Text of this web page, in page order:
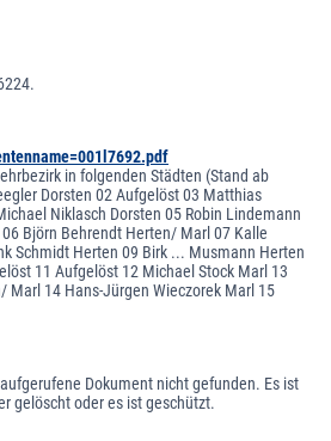
in folgenden Städten (Stand ab
Dorsten 02 Aufgelöst 03 Matthias
Niklasch Dorsten 05 Robin Lindemann
Björn Behrendt Herten/ Marl 07 Kalle
Schmidt Herten 09 Birk ... Musmann Herten
11 Aufgelöst 12 Michael Stock Marl 13
Marl 14 Hans-Jürgen Wieczorek Marl 15
Dokument nicht gefunden. Es ist
gelöscht oder es ist geschützt.